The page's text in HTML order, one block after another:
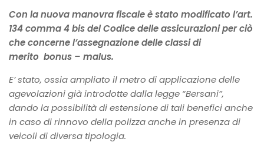
Con la nuova manovra fiscale è stato modificato l’art.
134 comma 4 bis del Codice delle assicurazioni per ciò
che concerne l’assegnazione delle classi di
merito bonus – malus.
E’ stato, ossia ampliato il metro di applicazione delle
agevolazioni già introdotte dalla legge “Bersani”,
dando la possibilità di estensione di tali benefici anche
in caso di rinnovo della polizza anche in presenza di
veicoli di diversa tipologia.